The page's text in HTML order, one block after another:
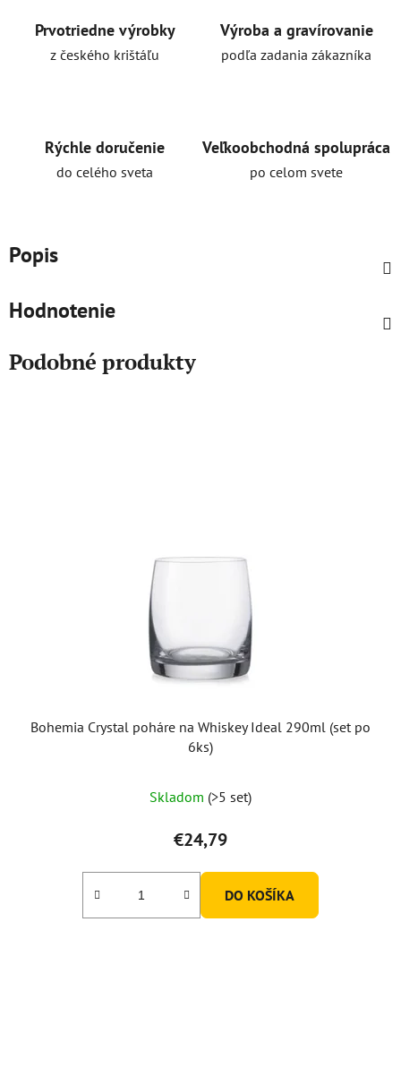
Prvotriedne výrobky
z českého krištáľu
Výroba a gravírovanie
podľa zadania zákazníka
Rýchle doručenie
do celého sveta
Veľkoobchodná spolupráca
po celom svete
Popis
Hodnotenie
Podobné produkty
Bohemia Crystal poháre na Whiskey Ideal 290ml (set po
6ks)
Skladom (>5 set)
€24,79
DO KOŠÍKA